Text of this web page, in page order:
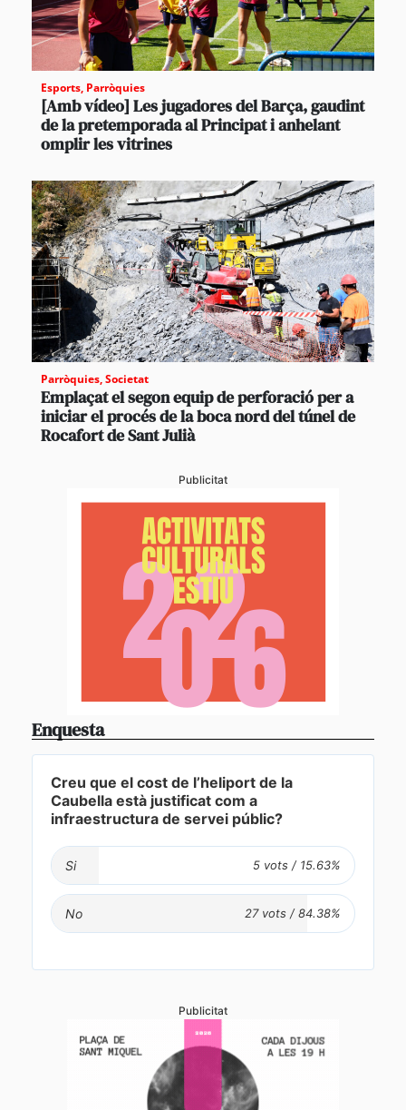
Esports, Parròquies
[Amb vídeo] Les jugadores del Barça, gaudint
de la pretemporada al Principat i anhelant
omplir les vitrines
Parròquies,Societat
Emplaçat el segon equip de perforació per a
iniciar el procés de la boca nord del túnel de
Rocafort de Sant Julià
Publicitat
Enquesta
Creu que el cost de l’heliport de la
Caubella està justificat com a
infraestructura de servei públic?
Si
No
Publicitat